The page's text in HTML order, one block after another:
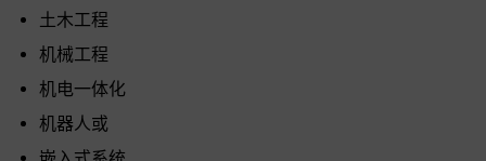
土木工程
机械工程
机电一体化
机器人或